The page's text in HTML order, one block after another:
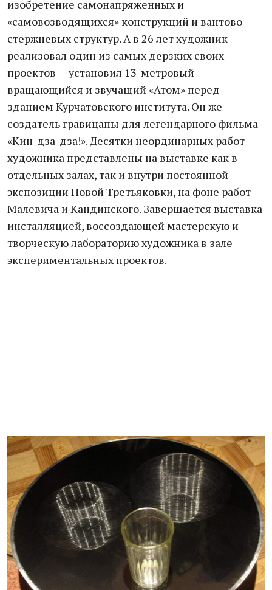
изобретение самонапряженных и
«самовозводящихся» конструкций и вантово-
стержневых структур. А в 26 лет художник
реализовал один из самых дерзких своих
проектов — установил 13-метровый
вращающийся и звучащий «Атом» перед
зданием Курчатовского института. Он же —
создатель гравицапы для легендарного фильма
«Кин-дза-дза!». Десятки неординарных работ
художника представлены на выставке как в
отдельных залах, так и внутри постоянной
экспозиции Новой Третьяковки, на фоне работ
Малевича и Кандинского. Завершается выставка
инсталляцией, воссоздающей мастерскую и
творческую лабораторию художника в зале
экспериментальных проектов.